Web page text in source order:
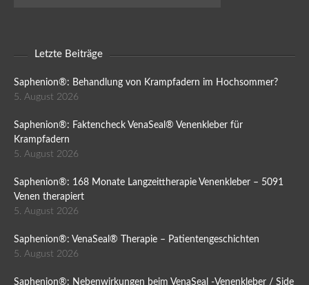
Letzte Beiträge
Saphenion®: Behandlung von Krampfadern im Hochsommer?
5. August 2026
Saphenion®: Faktencheck VenaSeal® Venenkleber für
Krampfadern
5. August 2026
Saphenion®: 168 Monate Langzeittherapie Venenkleber – 5091
Venen therapiert
5. August 2026
Saphenion®: VenaSeal® Therapie – Patientengeschichten
5. August 2026
Saphenion®: Nebenwirkungen beim VenaSeal -Venenkleber / Side